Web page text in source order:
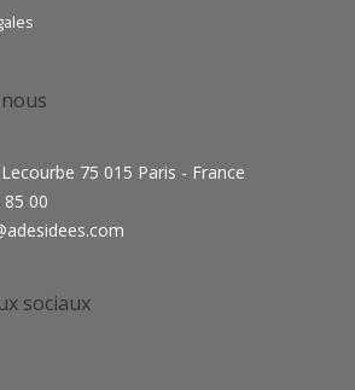
75 015 Paris - France
85 00
sociaux